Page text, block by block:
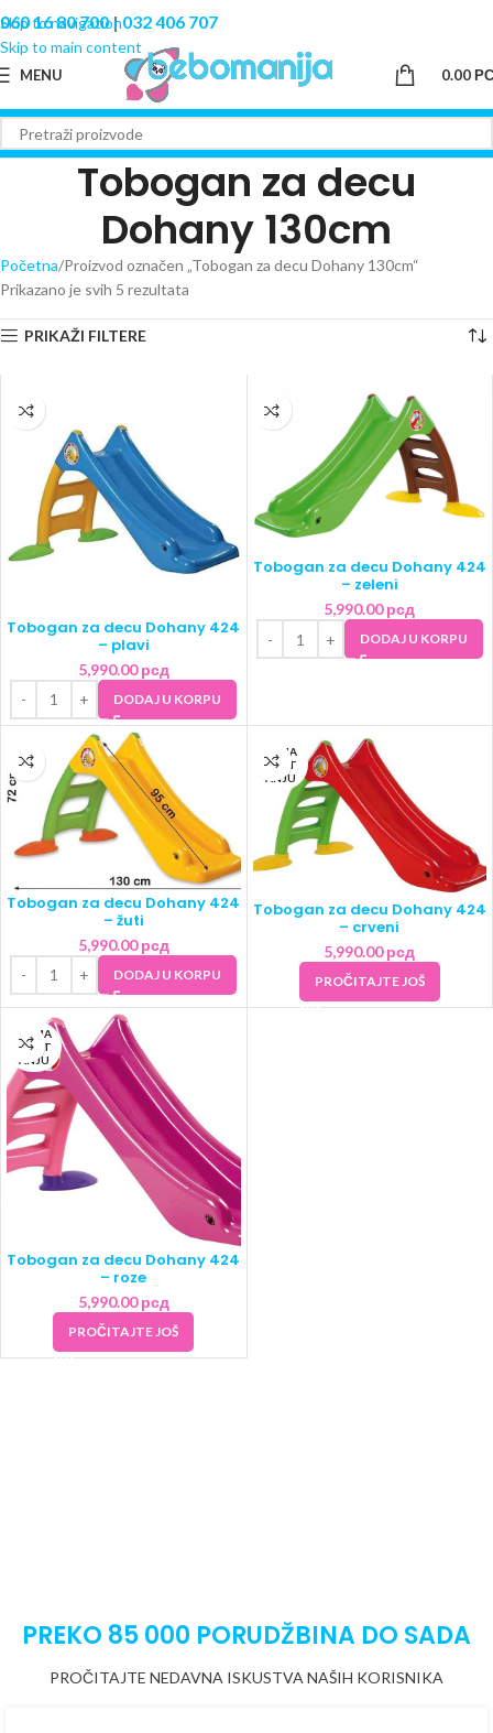
Skip to navigation
Skip to main content
060 16 80 700|032 406 707
MENU 0.00
Tobogan za decu
Dohany 130cm
Početna Proizvod označen „Tobogan za decu Dohany 130cm“
Prikazano je svih 5 rezultata
PRIKAŽI FILTERE
Tobogan za decu Dohany 424
– plavi
5,990.00рсд
DODAJ U KORPU
Tobogan za decu Dohany 424
– zeleni
5,990.00рсд
DODAJ U KORPU
Tobogan za decu Dohany 424
– žuti
5,990.00рсд
DODAJ U KORPU
NEMA
NA ST
ANJU
Tobogan za decu Dohany 424
– crveni
5,990.00рсд
PROČITAJTE JOŠ
NEMA
NA ST
ANJU
Tobogan za decu Dohany 424
– roze
5,990.00рсд
PROČITAJTE JOŠ
PREKO 85 000 PORUDŽBINA DO SADA
PROČITAJTE NEDAVNA ISKUSTVA NAŠIH KORISNIKA